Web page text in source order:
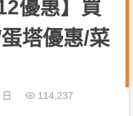
優惠】買
塔優惠/菜
114,237